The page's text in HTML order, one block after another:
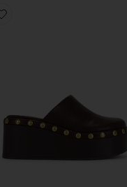
Favorite JUST THIS ONCE 클로그